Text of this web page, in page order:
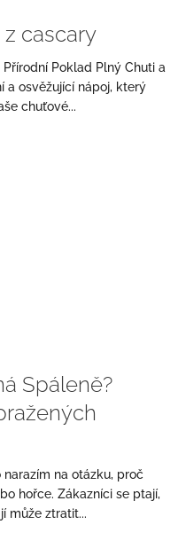
cascary
Poklad Plný Chuti a
a osvěžující nápoj, který
chuťové...
Spáleně?
na otázku, proč
hořce. Zákazníci se ptají,
může ztratit...